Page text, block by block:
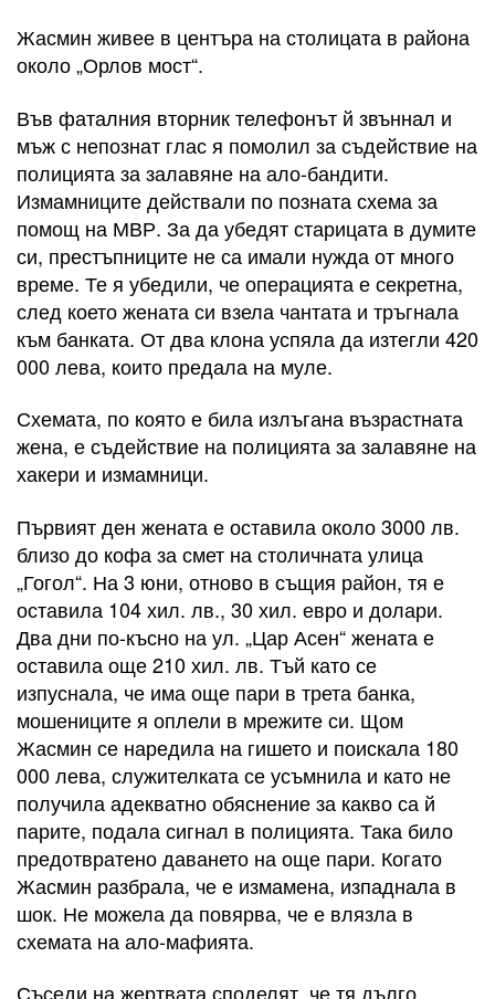
Жасмин живее в центъра на столицата в района
около „Орлов мост“.
Във фаталния вторник телефонът й звъннал и
мъж с непознат глас я помолил за съдействие на
полицията за залавяне на ало-бандити.
Измамниците действали по позната схема за
помощ на МВР. За да убедят старицата в думите
си, престъпниците не са имали нужда от много
време. Те я убедили, че операцията е секретна,
след което жената си взела чантата и тръгнала
към банката. От два клона успяла да изтегли 420
000 лева, които предала на муле.
Схемата, по която е била излъгана възрастната
жена, е съдействие на полицията за залавяне на
хакери и измамници.
Първият ден жената е оставила около 3000 лв.
близо до кофа за смет на столичната улица
„Гогол“. На 3 юни, отново в същия район, тя е
оставила 104 хил. лв., 30 хил. евро и долари.
Два дни по-късно на ул. „Цар Асен“ жената е
оставила още 210 хил. лв. Тъй като се
изпуснала, че има още пари в трета банка,
мошениците я оплели в мрежите си. Щом
Жасмин се наредила на гишето и поискала 180
000 лева, служителката се усъмнила и като не
получила адекватно обяснение за какво са й
парите, подала сигнал в полицията. Така било
предотвратено даването на още пари. Когато
Жасмин разбрала, че е измамена, изпаднала в
шок. Не можела да повярва, че е влязла в
схемата на ало-мафията.
Съседи на жертвата споделят, че тя дълго